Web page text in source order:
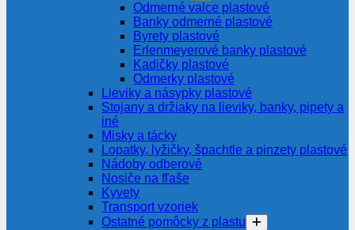
Odmerné valce plastové
Banky odmerné plastové
Byrety plastové
Erlenmeyerové banky plastové
Kadičky plastové
Odmerky plastové
Lieviky a násypky plastové
Stojany a držiaky na lieviky, banky, pipety a
iné
Misky a tácky
Lopatky, lyžičky, špachtle a pinzety plastové
Nádoby odberové
Nosiče na fľaše
Kyvety
Transport vzoriek
Ostatné pomôcky z plastu